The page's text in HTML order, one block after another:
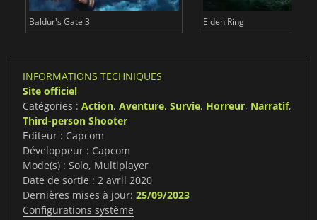
Baldur's Gate 3 Elden Ring
INFORMATIONS TECHNIQUES
Site officiel
Catégories : Action, Aventure, Survie, Horreur, Narratif,
Third-person Shooter
Editeur : Capcom
Développeur : Capcom
Mode(s) : Solo, Multiplayer
Date de sortie : 2 avril 2020
Dernières mises à jour: 25/09/2023
Configurations système